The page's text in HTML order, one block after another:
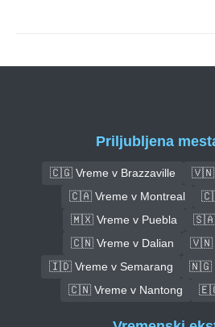
Priljubljena
🇨🇬 Vreme v Brazzaville
🇻🇳
🇨🇦 Vreme v Montreal
🇲🇽 Vreme v Puebla
🇸🇦
🇨🇳 Vreme v Dalian
🇻🇳
🇮🇩 Vreme v Semarang
🇳🇬
🇨🇳 Vreme v Nantong
🇪🇬